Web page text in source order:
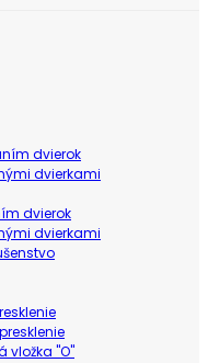
dvierok
dvierkami
dvierok
dvierkami
vložka "O"